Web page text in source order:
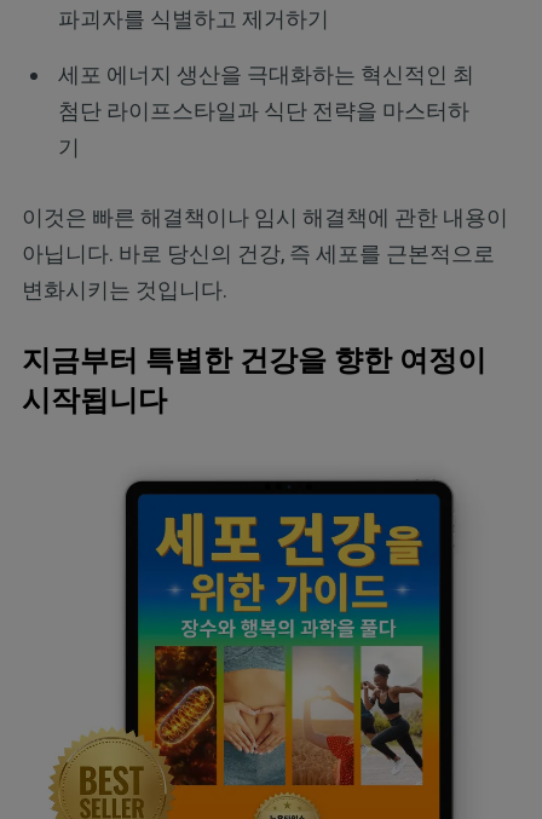
파괴자를 식별하고 제거하기
세포 에너지 생산을 극대화하는 혁신적인 최
첨단 라이프스타일과 식단 전략을 마스터하
기
이것은 빠른 해결책이나 임시 해결책에 관한 내용이
아닙니다. 바로 당신의 건강, 즉 세포를 근본적으로
변화시키는 것입니다.
지금부터 특별한 건강을 향한 여정이
시작됩니다